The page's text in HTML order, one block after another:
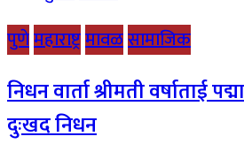
पुणेमहाराष्ट्रमावळसामाजिक
निधन वार्ता श्रीमती वर्षाताई
दुःखद निधन